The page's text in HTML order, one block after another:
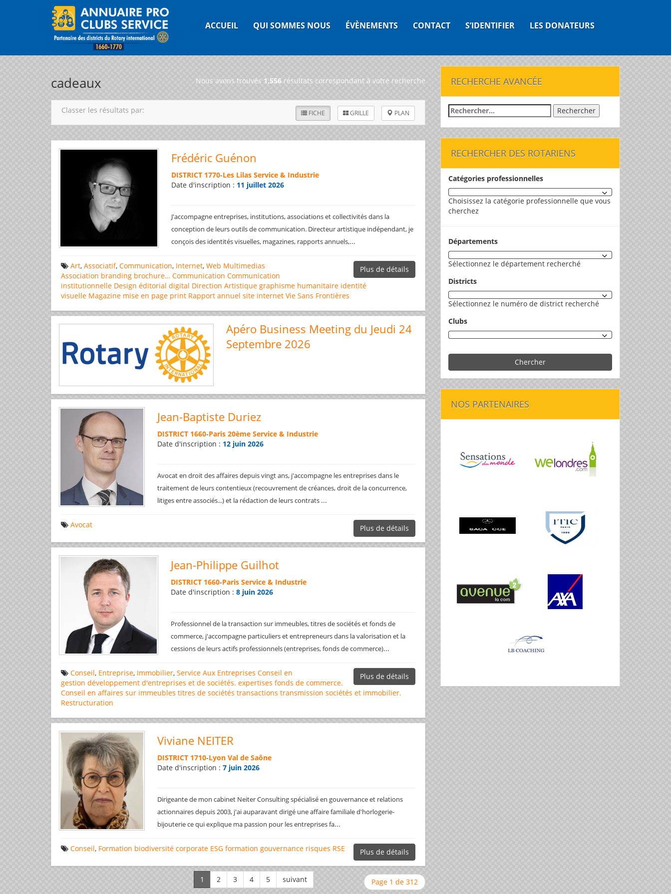
ACCUEIL QUI SOMMES NOUS ÉVÈNEMENTS CONTACT S’IDENTIFIER LES DONATEURS
cadeaux Nous avons trouvés 1,556 résultats correspondant à votre recherche
FICHE GRILLE PLAN
Classer les résultats par:
Frédéric Guénon
DISTRICT 1770-Les Lilas Service & Industrie
Date d'inscription : 11 juillet 2026
J'accompagne entreprises, institutions, associations et collectivités dans la
conception de leurs outils de communication. Directeur artistique indépendant, je
conçois des identités visuelles, magazines, rapports annuels,...
Plus de détails
Art, Associatif, Communication, Internet, Web Multimedias
Association branding brochure… Communication Communication
institutionnelle Design éditorial digital Direction Artistique graphisme humanitaire identité
visuelle Magazine mise en page print Rapport annuel site internet Vie Sans Frontières
Apéro Business Meeting du Jeudi 24
Septembre 2026
Jean-Baptiste Duriez
DISTRICT 1660-Paris 20ème Service & Industrie
Date d'inscription : 12 juin 2026
Avocat en droit des affaires depuis vingt ans, j'accompagne les entreprises dans le
traitement de leurs contentieux (recouvrement de créances, droit de la concurrence,
litiges entre associés...) et la rédaction de leurs contrats ...
Plus de détails
Avocat
Jean-Philippe Guilhot
DISTRICT 1660-Paris Service & Industrie
Date d'inscription : 8 juin 2026
Professionnel de la transaction sur immeubles, titres de sociétés et fonds de
commerce, j'accompagne particuliers et entrepreneurs dans la valorisation et la
cessions de leurs actifs professionnels (entreprises, fonds de commerce)...
Plus de détails
Conseil, Entreprise, Immobilier, Service Aux Entreprises Conseil en
gestion développement d'entreprises et de sociétés. expertises fonds de commerce.
Conseil en affaires sur immeubles titres de sociétés transactions transmission sociétés et immobilier.
Restructuration
Viviane NEITER
DISTRICT 1710-Lyon Val de Saône
Date d'inscription :7 juin 2026
Dirigeante de mon cabinet Neiter Consulting spécialisé en gouvernance et relations
actionnaires depuis 2003, j'ai auparavant dirigé une affaire familiale d'horlogerie-
bijouterie ce qui explique ma passion pour les entreprises fa...
Plus de détails
Conseil, Formation biodiversité corporate ESG formation gouvernance risques RSE
Page 1 de 312
RECHERCHE AVANCÉE
Rechercher :
RECHERCHER DES ROTARIENS
Catégories professionnelles
Choisissez la catégorie professionnelle que vous
cherchez
Départements
Sélectionnez le département recherché
Districts
Sélectionnez le numéro de district recherché
Clubs
Chercher
NOS PARTENAIRES